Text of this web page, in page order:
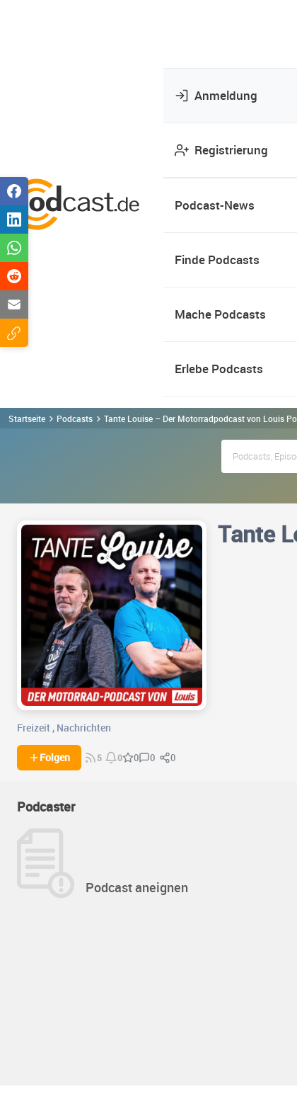
Anmeldung
Registrierung
Podcast-News
Finde Podcasts
Mache Podcasts
Erlebe Podcasts
Startseite Podcasts Tante Louise – Der Motorradpodcast von Louis
Tante
Freizeit , Nachrichten
Folgen 5 0 0 0 0
Podcaster
Podcast aneignen